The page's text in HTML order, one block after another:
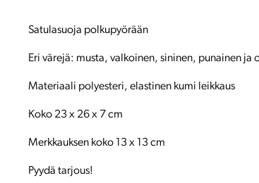
Satulasuoja polkupyörään
Eri värejä: musta, valkoinen, sininen, punainen ja
Materiaali polyesteri, elastinen kumi leikkaus
Koko 23 x 26 x 7 cm
Merkkauksen koko 13 x 13 cm
Pyydä tarjous!